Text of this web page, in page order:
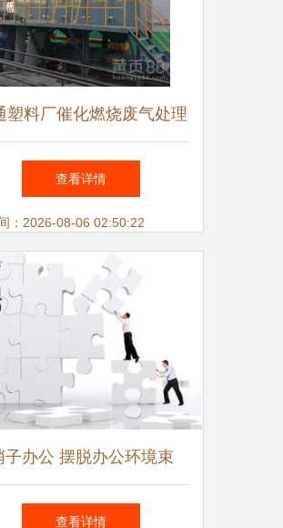
塑料厂催化燃烧废气处理
备 报价透明、上门安装、
售后——您的环保首选方
查看详情
：2026-08-06 02:50:22
子办公 摆脱办公环境束
让互联网销售工作更有效
查看详情